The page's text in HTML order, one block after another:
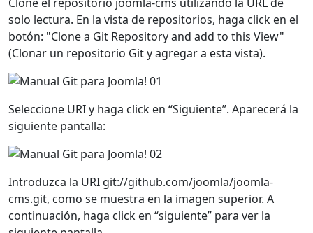
solo lectura. En la vista de repositorios, haga click en el
botón: "Clone a Git Repository and add to this View"
(Clonar un repositorio Git y agregar a esta vista).
Seleccione URI y haga click en “Siguiente”. Aparecerá la
siguiente pantalla:
Introduzca la URI git://github.com/joomla/joomla-
cms.git, como se muestra en la imagen superior. A
continuación, haga click en “siguiente” para ver la